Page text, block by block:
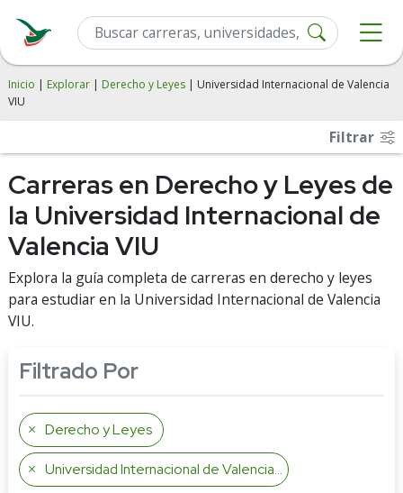
Inicio | Explorar | Derecho y Leyes | Universidad Internacional de Valencia
VIU
Filtrar
Carreras en Derecho y Leyes de
la Universidad Internacional de
Valencia VIU
Explora la guía completa de carreras en derecho y leyes
para estudiar en la Universidad Internacional de Valencia
VIU.
Filtrado Por
Derecho y Leyes
Universidad Internacional de Valencia VIU